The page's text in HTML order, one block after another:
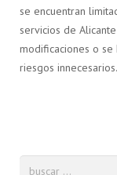
se encuentran
servicios de
modificaciones o
riesgos